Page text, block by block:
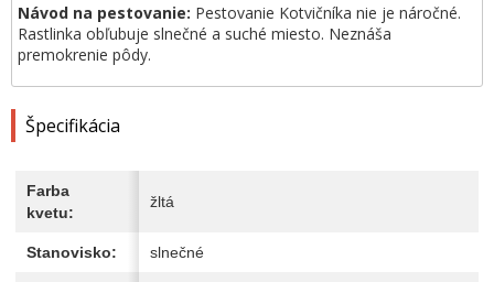
Návod na pestovanie: Pestovanie Kotvičníka nie je náročné.
Rastlinka obľubuje slnečné a suché miesto. Neznáša
premokrenie pôdy.
Špecifikácia
Farba
kvetu:
žltá
Stanovisko: slnečné